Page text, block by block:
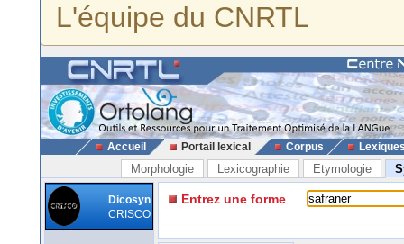
L'équipe du CNRTL
Accueil Portail lexical Corpus
Morphologie Lexicographie Etymologie
Dicosyn
CRISCO
Entrez une forme